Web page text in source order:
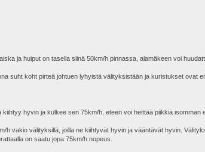
ja huiput on tasella siinä 50km/h pinnassa, alamäkeen voi
suht koht pirteä johtuen lyhyistä välityksistään ja kuristukset
kiihtyy hyvin ja kulkee sen 75km/h, eteen voi heittää piikkiä
h vakio välityksillä, joilla ne kiihtyvät hyvin ja vääntävät hyvin.
on saatu jopa 75km/h nopeus.